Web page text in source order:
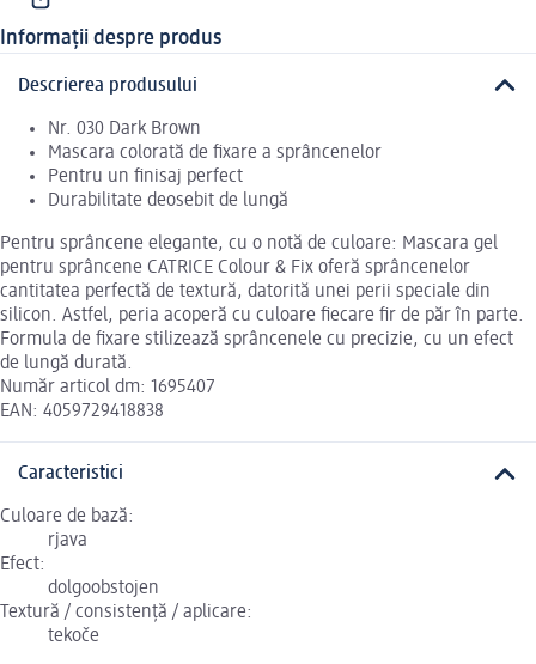
Informații despre produs
Descrierea produsului
Nr. 030 Dark Brown
Mascara colorată de fixare a sprâncenelor
Pentru un finisaj perfect
Durabilitate deosebit de lungă
Pentru sprâncene elegante, cu o notă de culoare: Mascara gel
pentru sprâncene CATRICE Colour & Fix oferă sprâncenelor
cantitatea perfectă de textură, datorită unei perii speciale din
silicon. Astfel, peria acoperă cu culoare fiecare fir de păr în parte.
Formula de fixare stilizează sprâncenele cu precizie, cu un efect
de lungă durată.
Număr articol dm: 1695407
EAN: 4059729418838
Caracteristici
Culoare de bază:
rjava
Efect:
dolgoobstojen
Textură / consistență / aplicare:
tekoče